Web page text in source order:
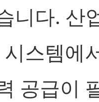
니다. 산
스템에
공급이